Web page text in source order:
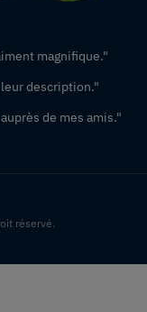
magnifique."
description."
de mes amis."
réservé.